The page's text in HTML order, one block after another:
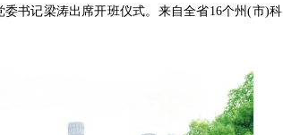
书记梁涛出席开班仪式。来自全省16个州(市)科